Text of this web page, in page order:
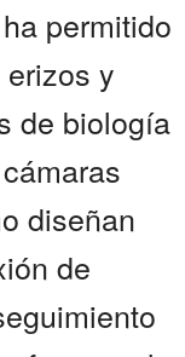
permitido
y
de biología
diseñan
de